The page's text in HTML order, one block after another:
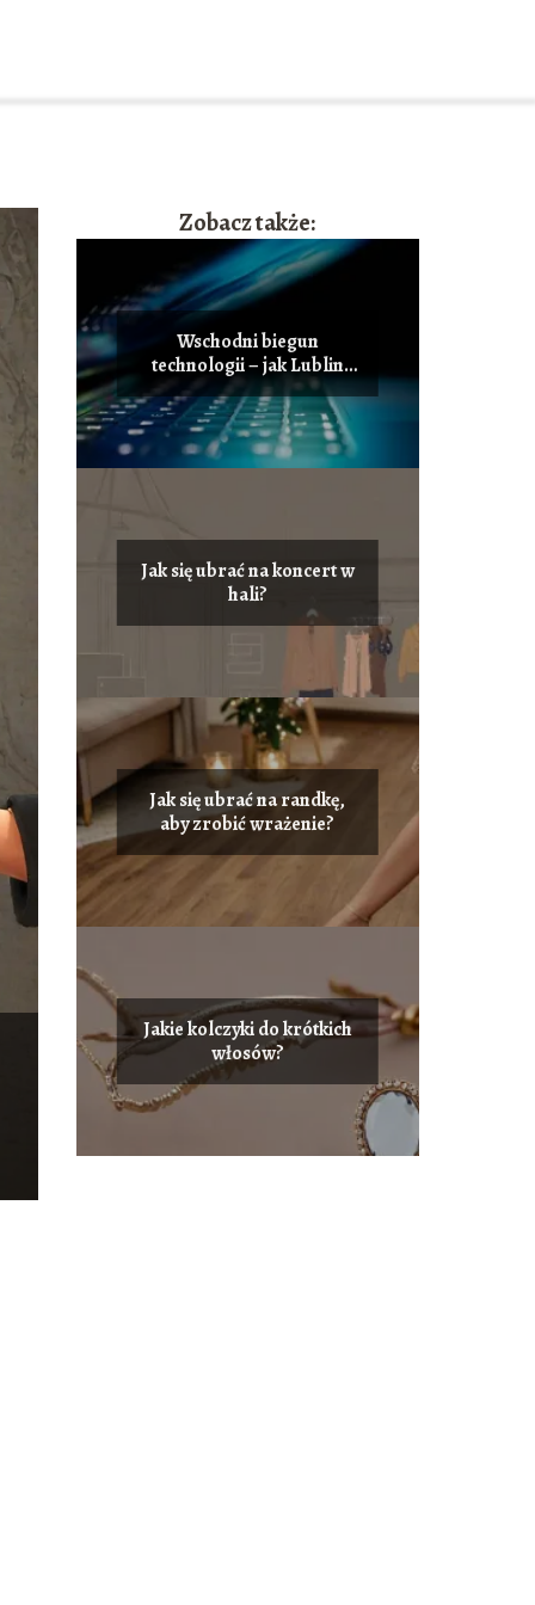
Zobacz także:
Wschodni biegun
technologii – jak Lublin
staje się polskim centrum
innowacji i przyciąga
talenty IT?
Jak się ubrać na koncert w
hali?
Jak się ubrać na randkę,
aby zrobić wrażenie?
Jakie kolczyki do krótkich
włosów?